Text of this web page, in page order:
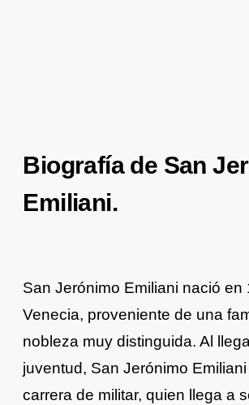
Biografía de San
Emiliani.
San Jerónimo Emiliani nació en
Venecia, proveniente de una
nobleza muy distinguida. Al
juventud, San Jerónimo
carrera de militar, quien llega a